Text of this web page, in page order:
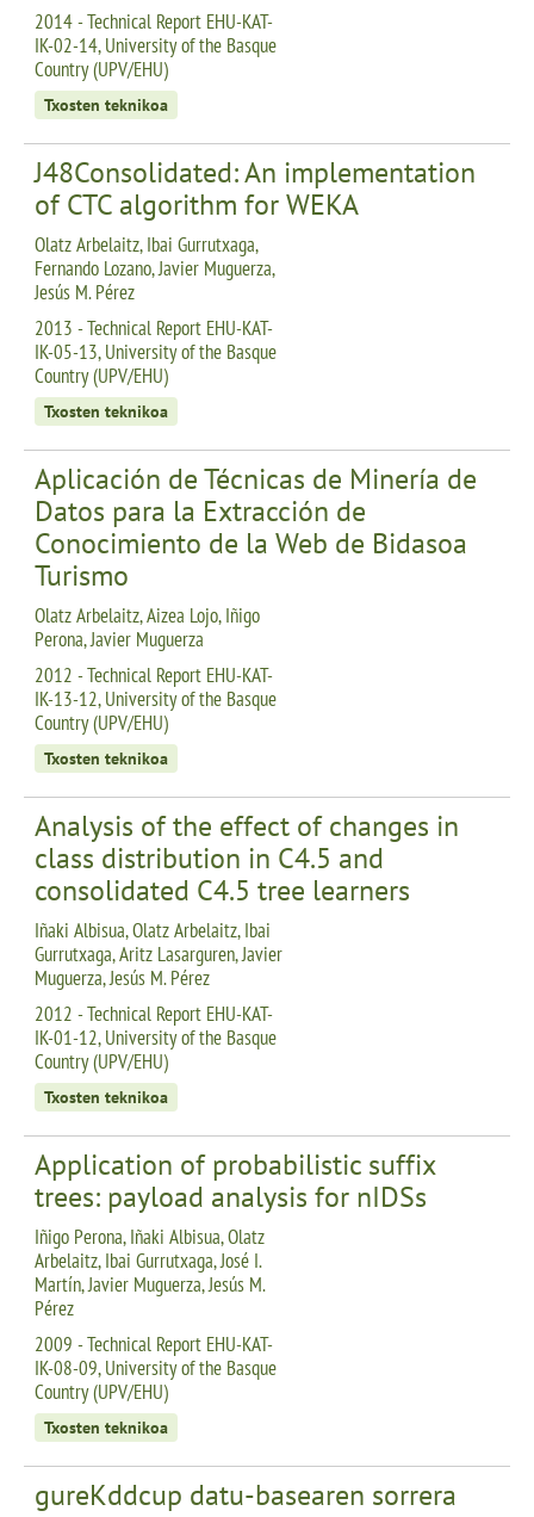
2014 - Technical Report EHU-KAT-
IK-02-14, University of the Basque
Country (UPV/EHU)
Txosten teknikoa
J48Consolidated: An implementation
of CTC algorithm for WEKA
Olatz Arbelaitz, Ibai Gurrutxaga,
Fernando Lozano, Javier Muguerza,
Jesús M. Pérez
2013 - Technical Report EHU-KAT-
IK-05-13, University of the Basque
Country (UPV/EHU)
Txosten teknikoa
Aplicación de Técnicas de Minería de
Datos para la Extracción de
Conocimiento de la Web de Bidasoa
Turismo
Olatz Arbelaitz, Aizea Lojo, Iñigo
Perona, Javier Muguerza
2012 - Technical Report EHU-KAT-
IK-13-12, University of the Basque
Country (UPV/EHU)
Txosten teknikoa
Analysis of the effect of changes in
class distribution in C4.5 and
consolidated C4.5 tree learners
Iñaki Albisua, Olatz Arbelaitz, Ibai
Gurrutxaga, Aritz Lasarguren, Javier
Muguerza, Jesús M. Pérez
2012 - Technical Report EHU-KAT-
IK-01-12, University of the Basque
Country (UPV/EHU)
Txosten teknikoa
Application of probabilistic suffix
trees: payload analysis for nIDSs
Iñigo Perona, Iñaki Albisua, Olatz
Arbelaitz, Ibai Gurrutxaga, José I.
Martín, Javier Muguerza, Jesús M.
Pérez
2009 - Technical Report EHU-KAT-
IK-08-09, University of the Basque
Country (UPV/EHU)
Txosten teknikoa
gureKddcup datu-basearen sorrera